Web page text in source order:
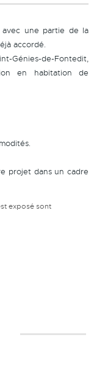
avec une partie de la
accordé.
de-Fontedit,
en habitation de
projet dans un cadre
exposé sont